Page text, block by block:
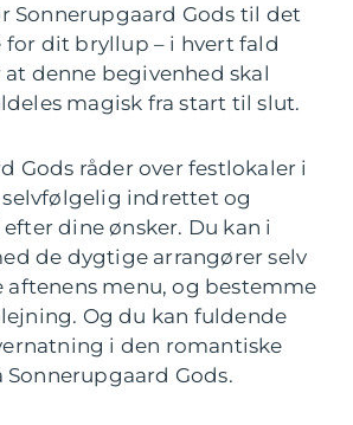
Sonnerupgaard Gods til det
for dit bryllup – i hvert fald
at denne begivenhed skal
magisk fra start til slut.
Gods råder over festlokaler i
selvfølgelig indrettet og
dine ønsker. Du kan i
de dygtige arrangører selv
menu, og bestemme
Og du kan fuldende
i den romantiske
Gods.